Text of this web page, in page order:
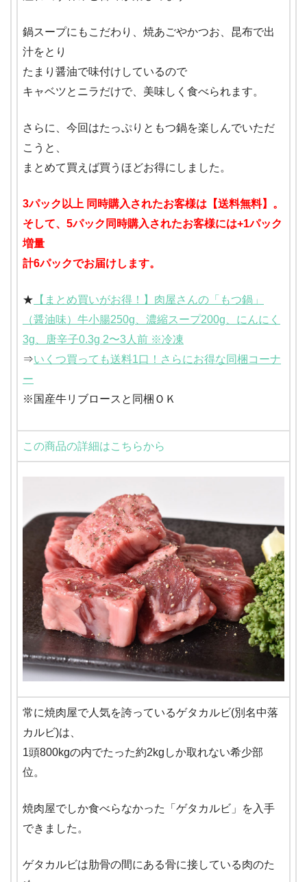
鍋スープにもこだわり、焼あごやかつお、昆布で出
汁をとり
たまり醤油で味付けしているので
キャベツとニラだけで、美味しく食べられます。
さらに、今回はたっぷりともつ鍋を楽しんでいただ
こうと、
まとめて買えば買うほどお得にしました。
3パック以上 同時購入されたお客様は【送料無料】。
そして、5パック同時購入されたお客様には+1パック
増量
計6パックでお届けします。
★ 【まとめ買いがお得！】肉屋さんの「もつ鍋」
（醤油味）牛小腸250g、濃縮スープ200g、にんにく
3g、唐辛子0.3g 2〜3人前 ※冷凍
⇒いくつ買っても送料1口！さらにお得な同梱コーナ
ー
※国産牛リブロースと同梱ＯＫ
この商品の詳細はこちらから
常に焼肉屋で人気を誇っているゲタカルビ(別名中落
カルビ)は、
1頭800kgの内でたった約2kgしか取れない希少部
位。
焼肉屋でしか食べらなかった「ゲタカルビ」を入手
できました。
ゲタカルビは肋骨の間にある骨に接している肉のた